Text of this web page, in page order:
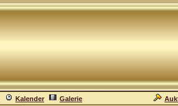
Kalender Galerie